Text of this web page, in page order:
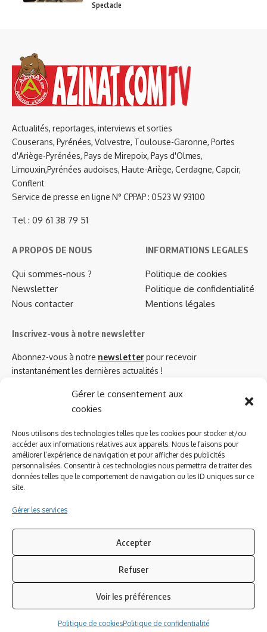
Gérer le consentement aux
cookies
Nous utilisons des technologies telles que les cookies pour stocker et/ou
accéder aux informations relatives aux appareils. Nous le faisons pour
améliorer l’expérience de navigation et pour afficher des publicités
personnalisées. Consentir à ces technologies nous permettra de traiter des
données telles que le comportement de navigation ou les ID uniques sur ce
site.
Gérer les services
Accepter
Refuser
Voir les préférences
Politique de cookiesPolitique de confidentialité
Spectacle
Actualités, reportages, interviews et sorties
Couserans, Pyrénées, Volvestre, Toulouse-Garonne, Portes
d'Ariège-Pyrénées, Pays de Mirepoix, Pays d'Olmes,
Limouxin,Pyrénées audoises, Haute-Ariège, Cerdagne, Capcir,
Conflent
Service de presse en ligne N° CPPAP : 0523 W 93100
Tel : 09 61 38 79 51
A PROPOS DE NOUS
Qui sommes-nous ?
Newsletter
Nous contacter
INFORMATIONS LEGALES
Politique de cookies
Politique de confidentialité
Mentions légales
Inscrivez-vous à notre newsletter
Abonnez-vous à notre newsletterpour recevoir
instantanément les dernières actualités !
Azinat.com TV soutient
Suivez-nous
© 2023 Azinat.com TV édité et géré par WOOMEET SAS, powered by
Wordpress.